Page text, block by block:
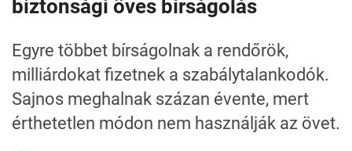
biztonsági öves bírságolás
Egyre többet bírságolnak a rendőrök,
milliárdokat fizetnek a szabálytalankodók.
Sajnos meghalnak százan évente, mert
érthetetlen módon nem használják az övet.